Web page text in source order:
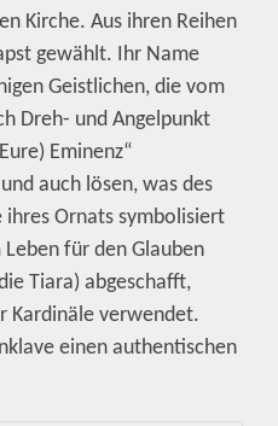
Kirche. Aus ihren Reihen
gewählt. Ihr Name
Geistlichen, die vom
Dreh- und Angelpunkt
Eminenz“
auch lösen, was des
ihres Ornats symbolisiert
für den Glauben
Tiara) abgeschafft,
Kardinäle verwendet.
einen authentischen